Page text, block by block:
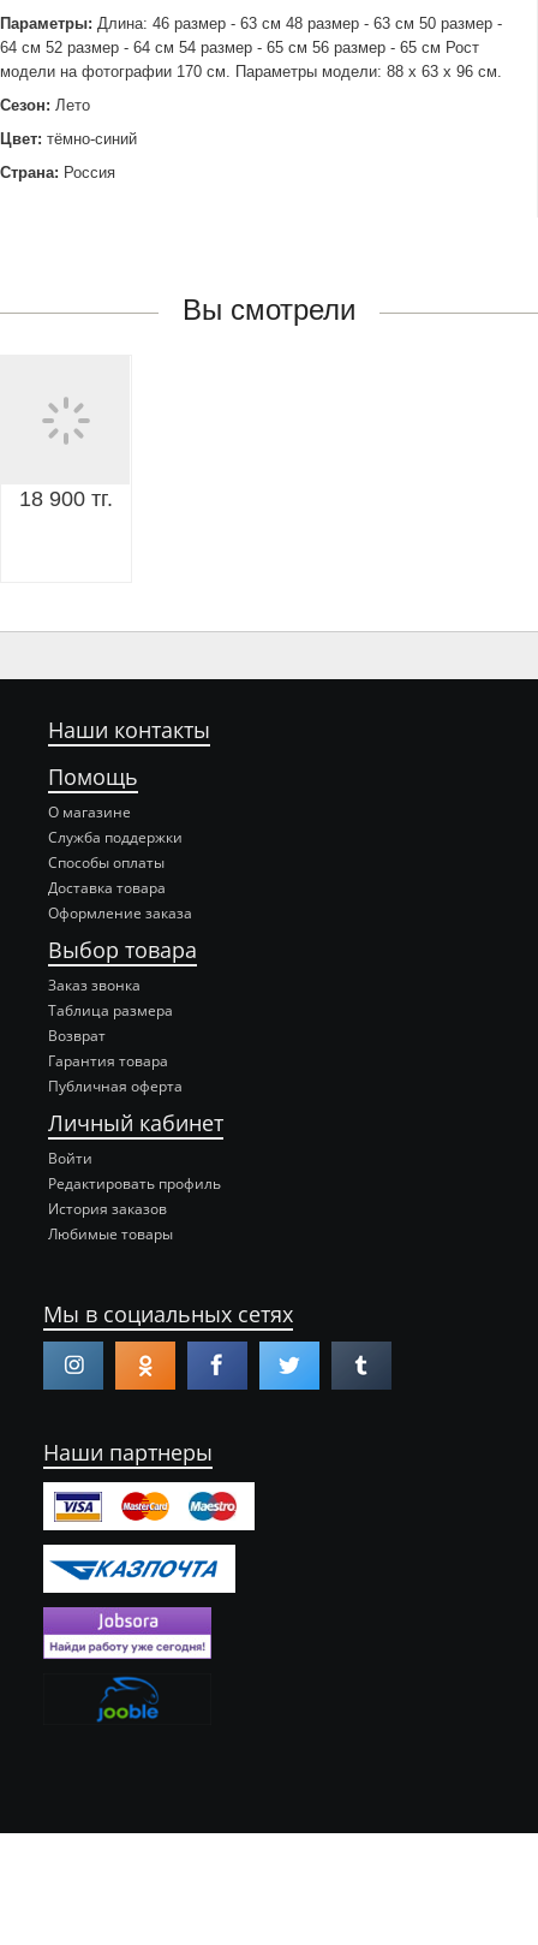
Параметры: Длина: 46 размер - 63 см 48 размер - 63 см 50 размер -
64 см 52 размер - 64 см 54 размер - 65 см 56 размер - 65 см Рост
модели на фотографии 170 см. Параметры модели: 88 х 63 х 96 см.
Сезон: Лето
Цвет: тёмно-синий
Страна: Россия
Вы смотрели
18 900 тг.
Наши контакты
Помощь
О магазине
Служба поддержки
Способы оплаты
Доставка товара
Оформление заказа
Выбор товара
Заказ звонка
Таблица размера
Возврат
Гарантия товара
Публичная оферта
Личный кабинет
Войти
Редактировать профиль
История заказов
Любимые товары
Мы в социальных сетях
Наши партнеры